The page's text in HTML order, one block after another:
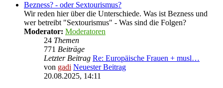
Bezness? - oder Sextourismus?
Wir reden hier über die Unterschiede. Was ist Bezness und
wer betreibt "Sextourismus" - Was sind die Folgen?
Moderator: Moderatoren
24 Themen
771 Beiträge
Letzter Beitrag Re: Europäische Frauen + musl…
von gadi Neuester Beitrag
20.08.2025, 14:11